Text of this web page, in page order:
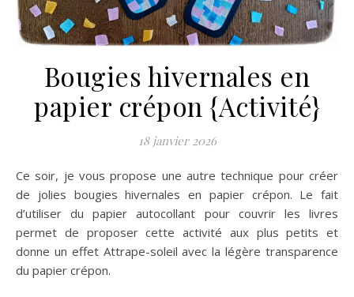
Bougies hivernales en
papier crépon {Activité}
18 janvier 2026
Ce soir, je vous propose une autre technique pour créer
de jolies bougies hivernales en papier crépon. Le fait
d’utiliser du papier autocollant pour couvrir les livres
permet de proposer cette activité aux plus petits et
donne un effet Attrape-soleil avec la légère transparence
du papier crépon.